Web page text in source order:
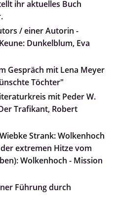
ihr aktuelles Buch
/ einer Autorin -
Dunkelblum, Eva
Gespräch mit Lena Meyer
Töchter"
mit Peder W.
Trafikant, Robert
Strank: Wolkenhoch
extremen Hitze vom
Wolkenhoch - Mission
Führung durch